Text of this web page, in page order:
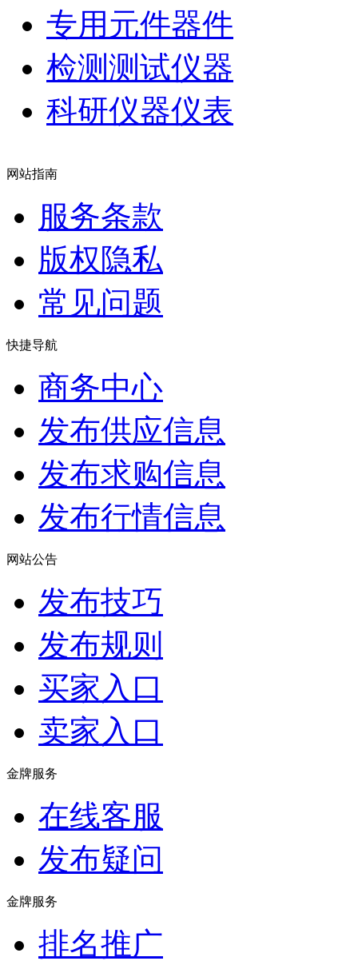
专用元件器件
检测测试仪器
科研仪器仪表
网站指南
服务条款
版权隐私
常见问题
快捷导航
商务中心
发布供应信息
发布求购信息
发布行情信息
网站公告
发布技巧
发布规则
买家入口
卖家入口
金牌服务
在线客服
发布疑问
金牌服务
排名推广